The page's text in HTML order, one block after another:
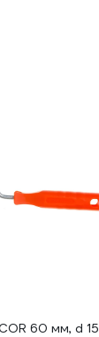
60 мм, d 15